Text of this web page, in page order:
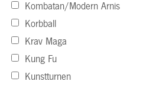
Kombatan/Modern Arnis
Korbball
Krav Maga
Kung Fu
Kunstturnen